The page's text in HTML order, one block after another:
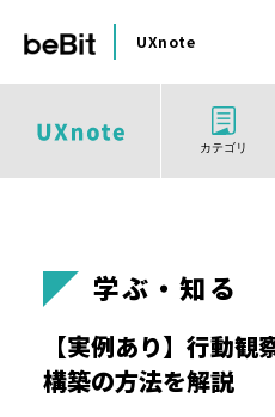
UXnote
カテゴリ
学ぶ・知る
【実例あり】行動
構築の方法を解説